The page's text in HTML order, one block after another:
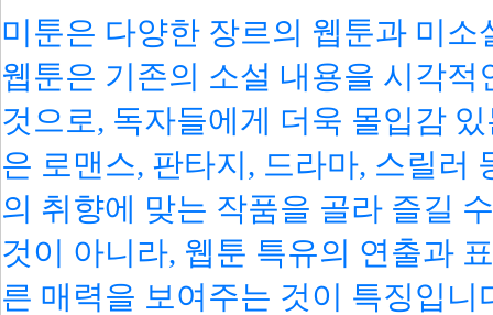
미툰은 다양한 장르의 웹툰과 미
웹툰은 기존의 소설 내용을 시각
것으로, 독자들에게 더욱 몰입감
은 로맨스, 판타지, 드라마, 스릴러
의 취향에 맞는 작품을 골라 즐길
것이 아니라, 웹툰 특유의 연출과
른 매력을 보여주는 것이 특징입